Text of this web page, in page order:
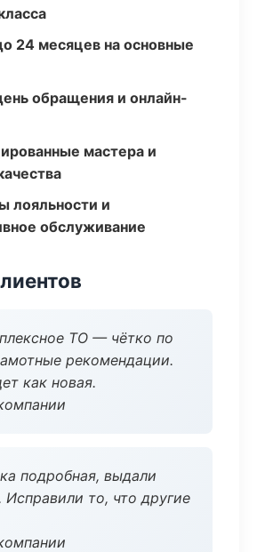
24 месяцев на основные
обращения и онлайн-
мастера и
лояльности и
обслуживание
ТО — чётко по
рекомендации.
как новая.
подробная, выдали
Исправили то, что другие